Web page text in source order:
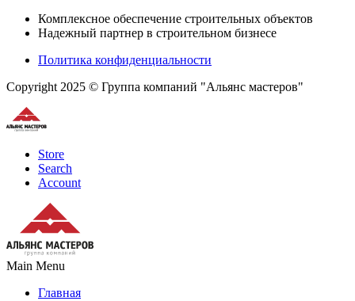
Комплексное обеспечение строительных объектов
Надежный партнер в строительном бизнесе
Политика конфиденциальности
Copyright 2025 © Группа компаний "Альянс мастеров"
Store
Search
Account
Main Menu
Главная